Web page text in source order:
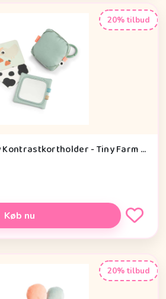
20% tilbud
Done by Deer Baby Kontrastkortholder - Tiny Farm - Grøn
Køb nu
20% tilbud